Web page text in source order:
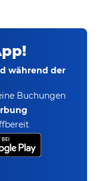
während der
Buchungen